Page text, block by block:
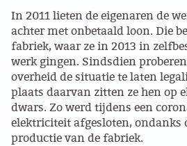
CONTRIBUTIE
SOLIDARITEITSKAS
CONTACT
GROEPEN
Vrije Bond Congress
Benefiet
Concert
In 2011 lieten de eigenaren de
achter met onbetaald loon. Die
fabriek, waar ze in 2013 in
werk gingen. Sindsdien
overheid de situatie te laten
plaats daarvan zitten ze hen op
dwars. Zo werd tijdens een
elektriciteit afgesloten, ondanks
productie van de fabriek.